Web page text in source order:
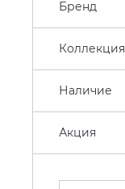
Бренд
Коллекция
Наличие
Акция